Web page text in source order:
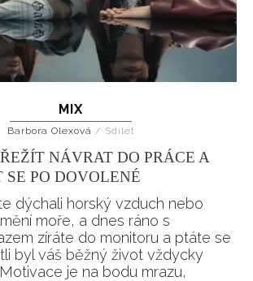
MIX
Barbora Olexová / Sdílet
NÁVRAT DO PRÁCE A
PO DOVOLENÉ
dýchali horský vzduch nebo
moře, a dnes ráno s
zíráte do monitoru a ptáte se
byl váš běžný život vždycky
je na bodu mrazu,